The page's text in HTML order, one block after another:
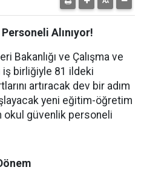
Alınıyor!
Bakanlığı ve Çalışma ve
iş birliğiyle 81 ildeki
artıracak dev bir adım
yeni eğitim-öğretim
okul güvenlik personeli